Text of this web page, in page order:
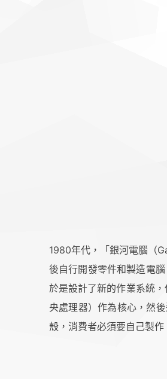
1980年代，「銀河電腦（
後自行開發零件和製造電
於是設計了新的作業系統
央處理器）作為核心，然
殼，消費者必須要自己製作